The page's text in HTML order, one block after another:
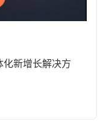
新增长解决方